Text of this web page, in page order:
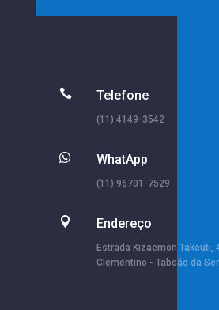
 Telefone
(11) 4149-3542
 WhatApp
(11) 96701-7529
 Endereço
Estrada Kizaemon Takeuti,
Clementino - Taboão da